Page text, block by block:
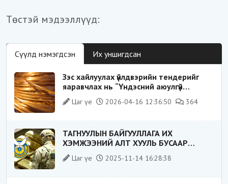
Төстэй мэдээллүүд:
Сүүлд нэмэгдсэн Их уншигдсан
Зэс хайлуулах үйлдвэрийн тендерийг
яаравчлах нь “Үндэсний аюулгүй
байдал“-д эрсдэлтэй юу?
Цаг үе 2026-04-16 12:36:50 364
ТАГНУУЛЫН БАЙГУУЛЛАГА ИХ
ХЭМЖЭЭНИЙ АЛТ ХУУЛЬ БУСААР
ХИЛЭЭР ГАРГАХ ГЭЖ БАЙСАН
ҮЙЛДЛИЙГ ТАСЛАН ЗОГСООЛОО
Цаг үе 2025-11-14 16:28:38